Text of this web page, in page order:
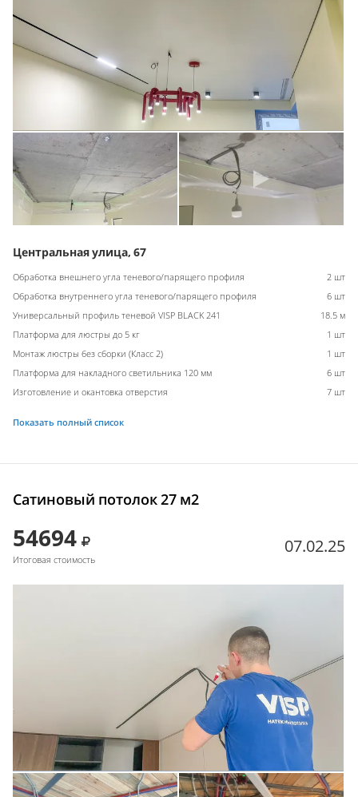
Центральная улица, 67
Обработка внешнего угла теневого/парящего профиля
2 шт
Обработка внутреннего угла теневого/парящего профиля
6 шт
Универсальный профиль теневой VISP BLACK 241
18.5 м
Платформа для люстры до 5 кг
1 шт
Монтаж люстры без сборки (Класс 2)
1 шт
Платформа для накладного светильника 120 мм
6 шт
Изготовление и окантовка отверстия
7 шт
Показать полный список
Сатиновый потолок 27 м2
54694
Итоговая стоимость
07.02.25